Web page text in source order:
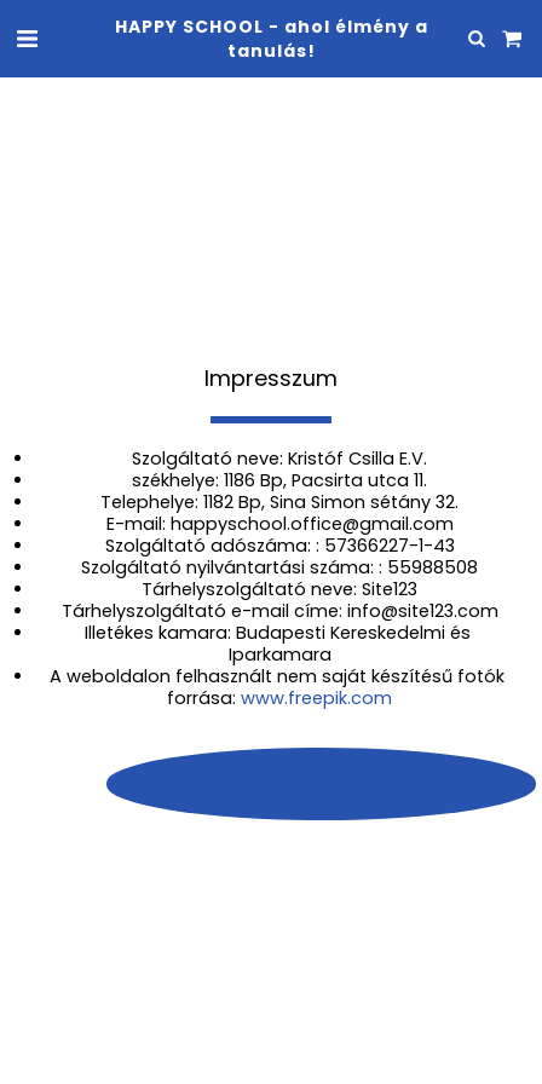
HAPPY SCHOOL - ahol élmény a
tanulás!
Impresszum
Szolgáltató neve: Kristóf Csilla E.V.
székhelye: 1186 Bp, Pacsirta utca 11.
Telephelye: 1182 Bp, Sina Simon sétány 32.
E-mail: happyschool.office@gmail.com
Szolgáltató adószáma: : 57366227-1-43
Szolgáltató nyilvántartási száma: : 55988508
Tárhelyszolgáltató neve: Site123
Tárhelyszolgáltató e-mail címe: info@site123.com
Illetékes kamara: Budapesti Kereskedelmi és
Iparkamara
A weboldalon felhasznált nem saját készítésű fotók
forrása: www.freepik.com